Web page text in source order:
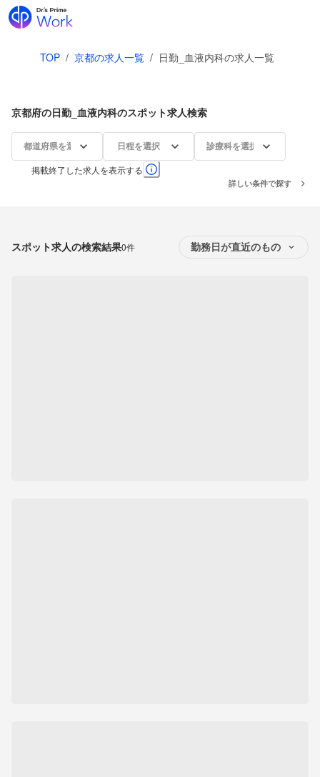
TOP / 京都の求人一覧 / 日勤_血液内科の求人一覧
京都府の日勤_血液内科のスポット求人検索
都道府県を選択 日程を選択 診療科を選択
掲載終了した求人を表示する
詳しい条件で探す
スポット求人の検索結果0件 勤務日が直近のもの